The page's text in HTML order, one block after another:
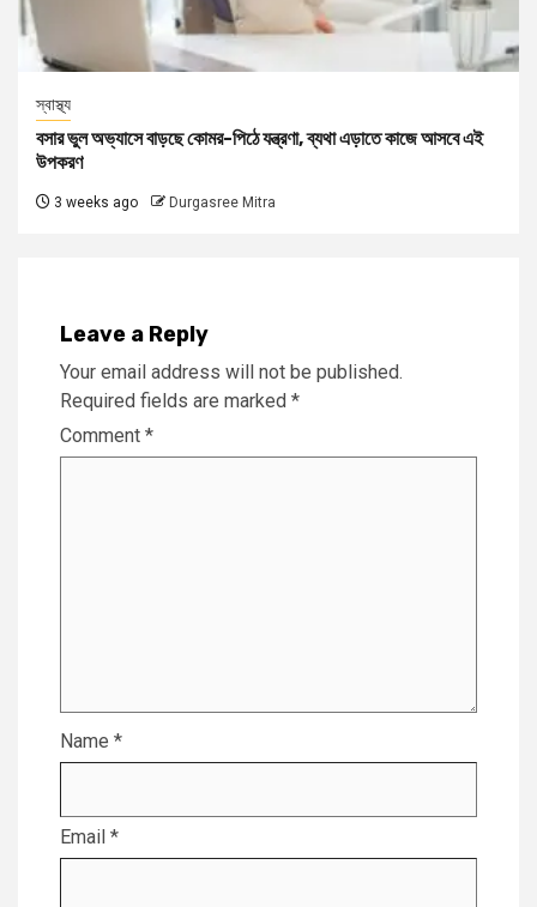
স্বাস্থ্য
বসার ভুল অভ্যাসে বাড়ছে কোমর-পিঠে যন্ত্রণা, ব্যথা এড়াতে কাজে আসবে এই
উপকরণ
3 weeks ago Durgasree Mitra
Leave a Reply
Your email address will not be published.
Required fields are marked *
Comment *
Name *
Email *